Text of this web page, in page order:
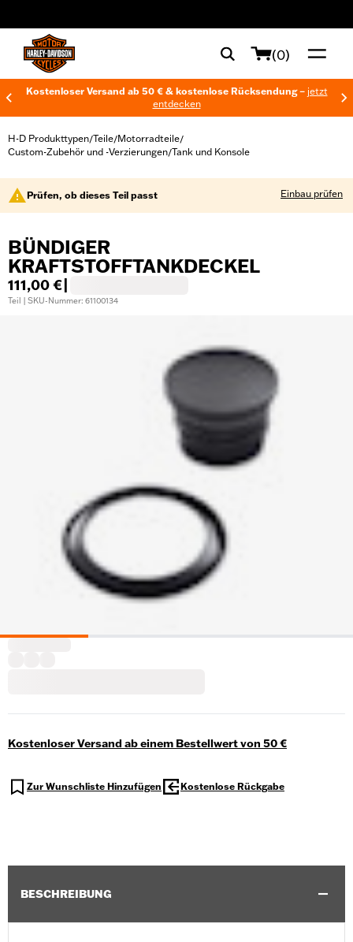
(0)
Kostenloser Versand ab 50 € & kostenlose Rücksendung – jetzt
entdecken
H-D Produkttypen/Teile/Motorradteile/
Custom-Zubehör und -Verzierungen/Tank und Konsole
Prüfen, ob dieses Teil passt Einbau prüfen
BÜNDIGER
KRAFTSTOFFTANKDECKEL
111,00 €
Teil | SKU-Nummer: 61100134
Kostenloser Versand ab einem Bestellwert von 50 €
Zur Wunschliste Hinzufügen Kostenlose Rückgabe
BESCHREIBUNG